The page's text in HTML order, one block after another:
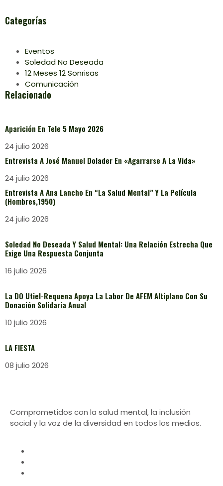
Categorías
Eventos
Soledad No Deseada
12 Meses 12 Sonrisas
Comunicación
Relacionado
Aparición En Tele 5 Mayo 2026
24 julio 2026
Entrevista A José Manuel Dolader En «Agarrarse A La Vida»
24 julio 2026
Entrevista A Ana Lancho En “La Salud Mental” Y La Película
(Hombres,1950)
24 julio 2026
Soledad No Deseada Y Salud Mental: Una Relación Estrecha Que
Exige Una Respuesta Conjunta
16 julio 2026
La DO Utiel-Requena Apoya La Labor De AFEM Altiplano Con Su
Donación Solidaria Anual
10 julio 2026
LA FIESTA
08 julio 2026
Comprometidos con la salud mental, la inclusión
social y la voz de la diversidad en todos los medios.